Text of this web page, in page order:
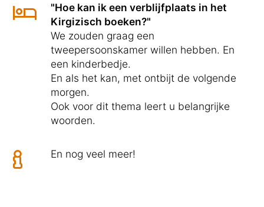
"Hoe kan ik een verblijfplaats in het
Kirgizisch boeken?"
We zouden graag een
tweepersoonskamer willen hebben. En
een kinderbedje.
En als het kan, met ontbijt de volgende
morgen.
Ook voor dit thema leert u belangrijke
woorden.
En nog veel meer!